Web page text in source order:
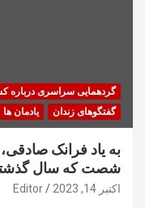
گردهمایی سراسری درباره
گفتگوهای زندان
یادمان ها
به یاد فرانک
شصت که سال
اکتبر 14, 2023 Editor